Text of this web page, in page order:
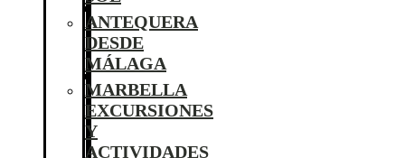
ANTEQUERA
DESDE
MÁLAGA
MARBELLA
EXCURSIONES
Y
ACTIVIDADES